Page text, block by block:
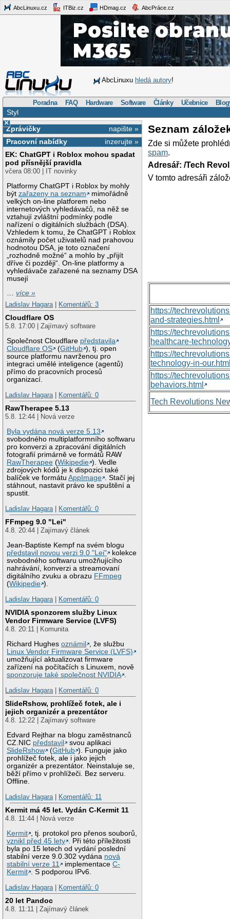
AbcLinuxu.cz ITBiz.cz HDmag.cz AbcPráce.cz
AbcLinuxu hledá autory!
Poradna FAQ Hardware Software Články Učebnice
Styl
×
napište »
Zprávičky
inzerujte »
Pracovní nabídky
EK: ChatGPT i Roblox mohou spadat
pod přísnější pravidla
včera 08:00 | IT novinky
Platformy ChatGPT i Roblox by mohly
býtzařazeny na seznam
mimořádně
velkých on-line platforem nebo
internetových vyhledávačů, na něž se
vztahují zvláštní podmínky podle
nařízení o digitálních službách (DSA).
Vzhledem k tomu, že ChatGPT i Roblox
oznámily počet uživatelů nad prahovou
hodnotou DSA, je toto označení
„rozhodně možné“ a mohlo by „přijít
dříve či později“. On-line platformy a
vyhledávače zařazené na seznamy DSA
musejí
…více »
Ladislav Hagara
Komentářů: 3
Cloudflare OS
5.8. 17:00 | Zajímavý software
Společnost Cloudflare představila
Cloudflare OS
(GitHub ), tj. open
source platformu navrženou pro
integraci umělé inteligence (agentů)
přímo do pracovních procesů
organizací.
Ladislav Hagara
Komentářů: 0
RawTherapee 5.13
5.8. 12:44 | Nová verze
Byla vydána nová verze 5.13
svobodného multiplatformního softwaru
pro konverzi a zpracování digitálních
fotografií primárně ve formátů RAW
RawTherapee (Wikipedie ). Vedle
zdrojových kódů je k dispozici také
balíček ve formátuAppImage . Stačí jej
stáhnout, nastavit právo ke spuštění a
spustit.
Ladislav Hagara
Komentářů: 0
FFmpeg 9.0 "Lei"
4.8. 20:44 | Zajímavý článek
Jean-Baptiste Kempf na svém blogu
představil novou verzi 9.0 "Lei"
kolekce
svobodného softwaru umožňujícího
nahrávání, konverzi a streamovaní
digitálního zvuku a obrazu FFmpeg
(Wikipedie ).
Ladislav Hagara
Komentářů: 0
NVIDIA sponzorem služby Linux
Vendor Firmware Service (LVFS)
4.8. 20:11 | Komunita
Richard Hughesoznámil
, že službu
Linux Vendor Firmware Service (LVFS)
umožňující aktualizovat firmware
zařízení na počítačích s Linuxem, nově
sponzoruje také společnost NVIDIA .
Ladislav Hagara | Komentářů: 0
SlideRshow, prohlížeč fotek, ale i
jejich organizér a prezentátor
4.8. 12:22 | Zajímavý software
Edvard Rejthar na blogu zaměstnanců
CZ.NIC představil
svou aplikaci
SlideRshow
(GitHub ). Funguje jako
prohlížeč fotek, ale i jako jejich
organizér a prezentátor. Neinstaluje se,
běží přímo v prohlížeči. Bez serveru.
Offline.
Ladislav Hagara | Komentářů: 11
Kermit má 45 let. Vydán C-Kermit 11
4.8. 11:44 | Nová verze
Kermit , tj. protokol pro přenos souborů,
vznikl před 45 lety . Při této příležitosti
byla po 15 letech od vydání poslední
stabilní verze 9.0.302 vydána nová
stabilní verze 11
implementaceC-
Kermit . S podporou IPv6.
Ladislav Hagara | Komentářů: 0
20 let Pandoc
4.8. 11:11 | Zajímavý článek
Seznam
Zde si můžete
spam.
Adresář: /Tech
V tomto adresáři
https://
and-strategies.html
https://
healthcare-
https://
technology-in-
https://
behaviors.html
Tech Revolutions